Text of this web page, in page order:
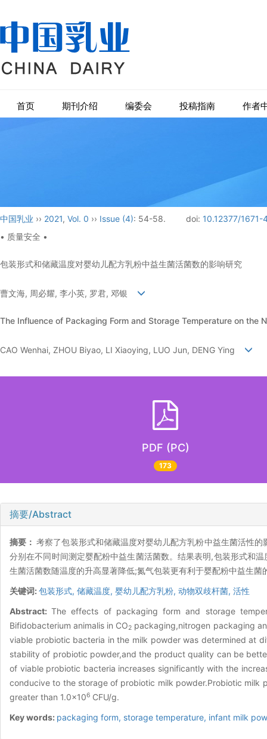
首页 期刊介绍 编委会 投稿指南 作者
中国乳业 ›› 2021, Vol. 0 ›› Issue (4): 54-58. doi: 10.12377/1671-
• 质量安全 •
包装形式和储藏温度对婴幼儿配方乳粉中益生菌活菌数的影响研究
曹文海, 周必耀, 李小英, 罗君, 邓银
The Influence of Packaging Form and Storage Temperature on the
CAO Wenhai, ZHOU Biyao, LI Xiaoying, LUO Jun, DENG Ying
PDF (PC)
173
摘要/Abstract
摘要：考察了包装形式和储藏温度对婴幼儿配方乳粉中益生菌活性的
分别在不同时间测定婴配粉中益生菌活菌数。结果表明,包装形式和
生菌活菌数随温度的升高显著降低;氮气包装更有利于婴配粉中益生
关键词:包装形式, 储藏温度, 婴幼儿配方乳粉, 动物双歧杆菌, 活性
Abstract:The effects of packaging form and storage
Bifidobacterium animalis in CO2 packaging,nitrogen packaging
viable probiotic bacteria in the milk powder was determined at
stability of probiotic powder,and the product quality can be
of viable probiotic bacteria increases significantly with the
conducive to the storage of probiotic milk powder.Probiotic
greater than 1.0×106 CFU/g.
Key words: packaging form, storage temperature, infant milk